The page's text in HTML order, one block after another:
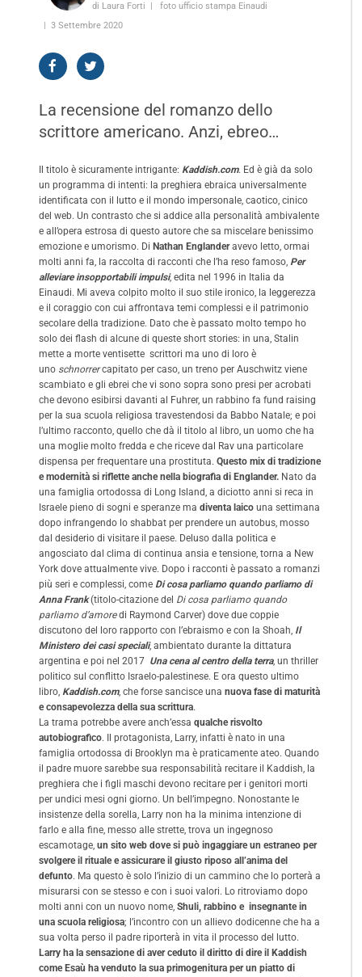
di Laura Forti
foto ufficio stampa Einaudi
3 Settembre 2020
La recensione del romanzo dello
scrittore americano. Anzi, ebreo…
Il titolo è sicuramente intrigante: Kaddish.com. Ed è già da solo
un programma di intenti: la preghiera ebraica universalmente
identificata con il lutto e il mondo impersonale, caotico, cinico
del web. Un contrasto che si addice alla personalità ambivalente
e all’opera estrosa di questo autore che sa miscelare benissimo
emozione e umorismo. Di Nathan Englanderavevo letto, ormai
molti anni fa, la raccolta di racconti che l’ha reso famoso, Per
alleviare insopportabili impulsi, edita nel 1996 in Italia da
Einaudi. Mi aveva colpito molto il suo stile ironico, la leggerezza
e il coraggio con cui affrontava temi complessi e il patrimonio
secolare della tradizione. Dato che è passato molto tempo ho
solo dei flash di alcune di queste short stories: in una, Stalin
mette a morte ventisette scrittori ma uno di loro è
uno schnorrercapitato per caso, un treno per Auschwitz viene
scambiato e gli ebrei che vi sono sopra sono presi per acrobati
che devono esibirsi davanti al Fuhrer, un rabbino fa fund raising
per la sua scuola religiosa travestendosi da Babbo Natale; e poi
l’ultimo racconto, quello che dà il titolo al libro, un uomo che ha
una moglie molto fredda e che riceve dal Rav una particolare
dispensa per frequentare una prostituta. Questo mix di tradizione
e modernità si riflette anche nella biografia di Englander. Nato da
una famiglia ortodossa di Long Island, a diciotto anni si reca in
Israele pieno di sogni e speranze ma diventa laico una settimana
dopo infrangendo lo shabbat per prendere un autobus, mosso
dal desiderio di visitare il paese. Deluso dalla politica e
angosciato dal clima di continua ansia e tensione, torna a New
York dove attualmente vive. Dopo i racconti è passato a romanzi
più seri e complessi, come Di cosa parliamo quando parliamo di
Anna Frank(titolo-citazione del Di cosa parliamo quando
parliamo d’amoredi Raymond Carver) dove due coppie
discutono del loro rapporto con l’ebraismo e con la Shoah, Il
Ministero dei casi speciali, ambientato durante la dittatura
argentina e poi nel 2017 Una cena al centro della terra, un thriller
politico sul conflitto Israelo-palestinese. E ora questo ultimo
libro, Kaddish.com, che forse sancisce una nuova fase di maturità
e consapevolezza della sua scrittura.
La trama potrebbe avere anch’essa qualche risvolto
autobiografico. Il protagonista, Larry, infatti è nato in una
famiglia ortodossa di Brooklyn ma è praticamente ateo. Quando
il padre muore sarebbe sua responsabilità recitare il Kaddish, la
preghiera che i figli maschi devono recitare per i genitori morti
per undici mesi ogni giorno. Un bell’impegno. Nonostante le
insistenze della sorella, Larry non ha la minima intenzione di
farlo e alla fine, messo alle strette, trova un ingegnoso
escamotage, un sito web dove si può ingaggiare un estraneo per
svolgere il rituale e assicurare il giusto riposo all’anima del
defunto. Ma questo è solo l’inizio di un cammino che lo porterà a
misurarsi con se stesso e con i suoi valori. Lo ritroviamo dopo
molti anni con un nuovo nome, Shuli, rabbino e insegnante in
una scuola religiosa; l’incontro con un allievo dodicenne che ha a
sua volta perso il padre riporterà in vita il processo del lutto.
Larry ha la sensazione di aver ceduto il diritto di dire il Kaddish
come Esaù ha venduto la sua primogenitura per un piatto di